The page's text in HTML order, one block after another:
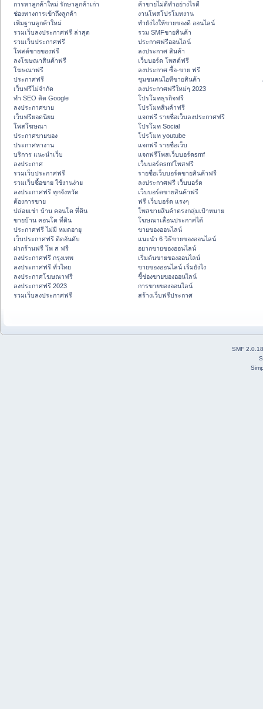
การหาลูกค้าใหม่ รักษาลูกค้าเก่า
ช่องทางการเข้าถึงลูกค้า
เพิ่มฐานลูกค้าใหม่
รวมเว็บลงประกาศฟรี ล่าสุด
รวมเว็บประกาศฟรี
โพสต์ขายของฟรี
ลงโฆษณาสินค้าฟรี
โฆษณาฟรี
ประกาศฟรี
เว็บฟรีไม่จำกัด
ทำ SEO ติด Google
ลงประกาศขาย
เว็บฟรียอดนิยม
โพสโฆษณา
ประกาศขายของ
ประกาศหางาน
บริการ แนะนำเว็บ
ลงประกาศ
รวมเว็บประกาศฟรี
รวมเว็บซื้อขาย ใช้งานง่าย
ลงประกาศฟรี ทุกจังหวัด
ต้องการขาย
ปล่อยเช่า บ้าน คอนโด ที่ดิน
ขายบ้าน คอนโด ที่ดิน
ประกาศฟรี ไม่มี หมดอายุ
เว็บประกาศฟรี ติดอันดับ
ฝากร้านฟรี โพ ส ฟรี
ลงประกาศฟรี กรุงเทพ
ลงประกาศฟรี ทั่วไทย
ลงประกาศโฆษณาฟรี
ลงประกาศฟรี 2023
รวมเว็บลงประกาศฟรี
ค้าขายไม่ดีทำอย่างไรดี
งานโพสโปรโมทงาน
ทํายังไงให้ขายของดี ออนไลน์
รวม SMFขายสินค้า
ประกาศฟรีออนไลน์
ลงประกาศ สินค้า
เว็บบอร์ด โพสต์ฟรี
ลงประกาศ ซื้อ-ขาย ฟรี
ชุมชนคนไอทีขายสินค้า
ลงประกาศฟรีใหม่ๆ 2023
โปรโมทธุรกิจฟรี
โปรโมทสินค้าฟรี
แจกฟรี รายชื่อเว็บลงประกาศฟรี
โปรโมท Social
โปรโมท youtube
แจกฟรี รายชื่อเว็บ
แจกฟรีโพสเว็บบอร์ดsmf
เว็บบอร์ดsmfโพสฟรี
รายชื่อเว็บบอร์ดขายสินค้าฟรี
ลงประกาศฟรี เว็บบอร์ด
เว็บบอร์ดขายสินค้าฟรี
ฟรี เว็บบอร์ด แรงๆ
โพสขายสินค้าตรงกลุ่มเป้าหมาย
โฆษณาเลื่อนประกาศได้
ขายของออนไลน์
แนะนำ 6 วิธีขายของออนไลน์
อยากขายของออนไลน์
เริ่มต้นขายของออนไลน์
ขายของออนไลน์ เริ่มยังไง
ชี้ช่องขายของออนไลน์
การขายของออนไลน์
สร้างเว็บฟรีประกาศ
SMF 2.0.18